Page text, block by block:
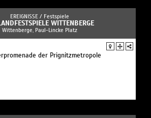
EREIGNISSE / Festspiele
WITTENBERGE
Wittenberge, Paul-Lincke Platz
der Prignitzmetropole